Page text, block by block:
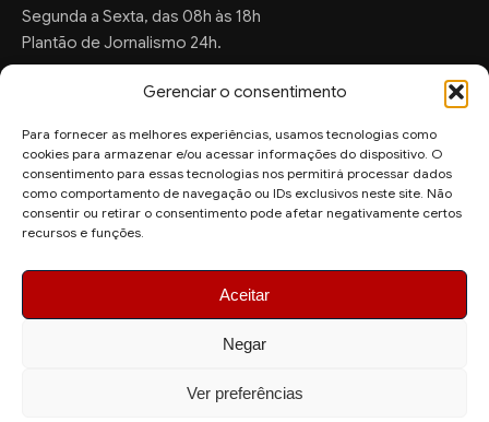
Gerenciar o consentimento
Para fornecer as melhores experiências, usamos tecnologias como
cookies para armazenar e/ou acessar informações do dispositivo. O
consentimento para essas tecnologias nos permitirá processar dados
como comportamento de navegação ou IDs exclusivos neste site. Não
consentir ou retirar o consentimento pode afetar negativamente certos
recursos e funções.
Aceitar
Negar
Ver preferências
Segunda a Sexta, das 08h às 18h
Plantão de Jornalismo 24h.
FALE CONOSCO
Sugestões de Pauta:
ronaldo.valentim150@gmail.com
© 2026 AquiAgora - Todos os direitos reservados.